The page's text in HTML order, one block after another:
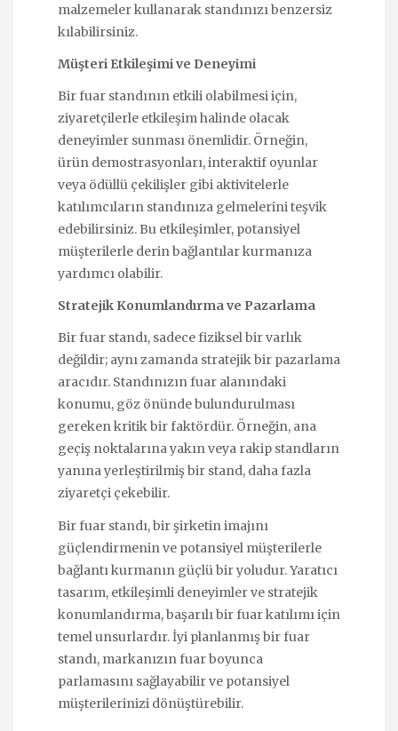
malzemeler kullanarak standınızı benzersiz
kılabilirsiniz.
Müşteri Etkileşimi ve Deneyimi
Bir fuar standının etkili olabilmesi için,
ziyaretçilerle etkileşim halinde olacak
deneyimler sunması önemlidir. Örneğin,
ürün demostrasyonları, interaktif oyunlar
veya ödüllü çekilişler gibi aktivitelerle
katılımcıların standınıza gelmelerini teşvik
edebilirsiniz. Bu etkileşimler, potansiyel
müşterilerle derin bağlantılar kurmanıza
yardımcı olabilir.
Stratejik Konumlandırma ve Pazarlama
Bir fuar standı, sadece fiziksel bir varlık
değildir; aynı zamanda stratejik bir pazarlama
aracıdır. Standınızın fuar alanındaki
konumu, göz önünde bulundurulması
gereken kritik bir faktördür. Örneğin, ana
geçiş noktalarına yakın veya rakip standların
yanına yerleştirilmiş bir stand, daha fazla
ziyaretçi çekebilir.
Bir fuar standı, bir şirketin imajını
güçlendirmenin ve potansiyel müşterilerle
bağlantı kurmanın güçlü bir yoludur. Yaratıcı
tasarım, etkileşimli deneyimler ve stratejik
konumlandırma, başarılı bir fuar katılımı için
temel unsurlardır. İyi planlanmış bir fuar
standı, markanızın fuar boyunca
parlamasını sağlayabilir ve potansiyel
müşterilerinizi dönüştürebilir.